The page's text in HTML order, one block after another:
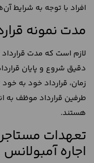
افراد با توجه به شرایط
مدت نمونه
لازم است که مدت
دقیق شروع و پایان
زمان، قرارداد خود به
طرفین قرارداد موظف به
هستند.
تعهدات مستاجر
اجاره آمبولانس